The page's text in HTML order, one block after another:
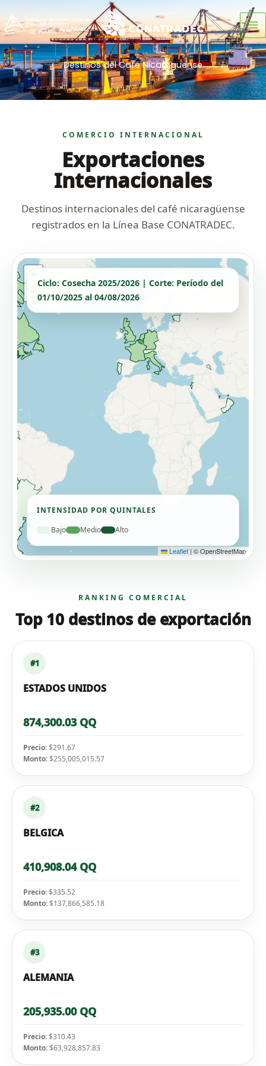
al
contenido
Destinos del Café Nicaraguense
COMERCIO INTERNACIONAL
Exportaciones
Internacionales
Destinos internacionales del café nicaragüense
registrados en la Línea Base CONATRADEC.
Ciclo: Cosecha 2025/2026 | Corte: Período del
01/10/2025 al 04/08/2026
INTENSIDAD POR QUINTALES
Bajo
Medio Alto
+
Leaflet | © OpenStreetMap
RANKING COMERCIAL
Top 10 destinos de exportación
#1
ESTADOS UNIDOS
874,300.03 QQ
Precio:$291.67
Monto:$255,005,015.57
#2
BELGICA
410,908.04 QQ
Precio:$335.52
Monto:$137,866,585.18
#3
ALEMANIA
205,935.00 QQ
Precio:$310.43
Monto:$63,928,857.83